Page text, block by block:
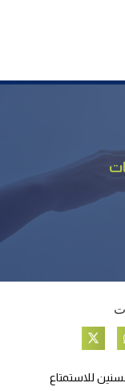
للاستمتاع